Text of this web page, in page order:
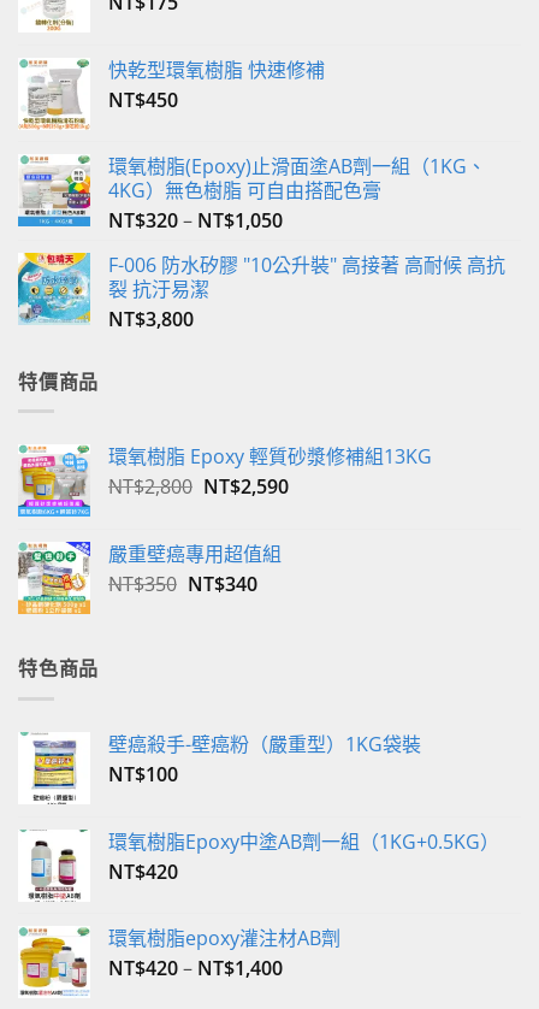
頁
面
選
選
項
產
選
擇
選
快乾型環氧樹脂 快速修補
NT$450
環氧樹脂(Epoxy)止滑面塗AB劑一組（1KG、
4KG）無色樹脂 可自由搭配色膏
NT$320– NT$1,050
F-006 防水矽膠 "10公升裝" 高接著 高耐候 高抗
裂 抗汙易潔
NT$3,800
特價商品
環氧樹脂 Epoxy 輕質砂漿修補組13KG
NT$2,800 原
格：
NT$2,800。
NT$2,590目
嚴重壁癌專用超值組
NT$350 原
NT$340目
特色商品
壁癌殺手-壁癌粉（嚴重型）1KG袋裝
NT$100
環氧樹脂Epoxy中塗AB劑一組（1KG+0.5KG）
NT$420
環氧樹脂epoxy灌注材AB劑
NT$420– NT$1,400